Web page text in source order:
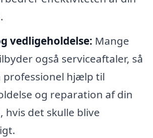
vedligeholdelse: Mange
også serviceaftaler, så
professionel hjælp til
og reparation af din
det skulle blive